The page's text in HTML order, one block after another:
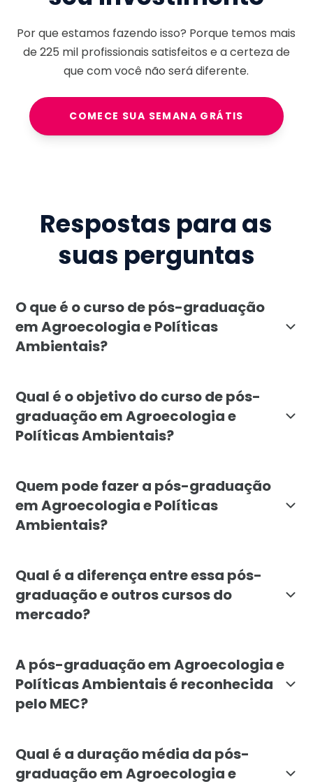
Por que estamos fazendo isso? Porque temos mais
de225 milprofissionais satisfeitos e a certeza de
que com você não será diferente.
COMECE SUA SEMANA GRÁTIS
Respostas para as
suas perguntas
O que é o curso de pós-graduação
em Agroecologia e Políticas
Ambientais?
Qual é o objetivo do curso de pós-
graduação em Agroecologia e
Políticas Ambientais?
Quem pode fazer a pós-graduação
em Agroecologia e Políticas
Ambientais?
Qual é a diferença entre essa pós-
graduação e outros cursos do
mercado?
A pós-graduação em Agroecologia e
Políticas Ambientais é reconhecida
pelo MEC?
Qual é a duração média da pós-
graduação em Agroecologia e